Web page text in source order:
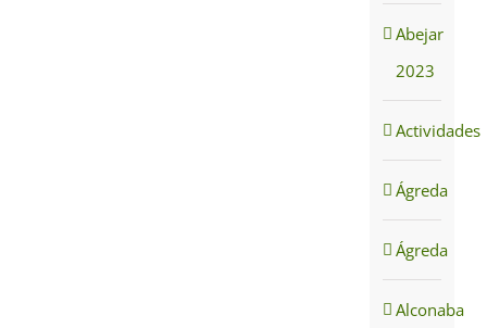
Abejar
2023
Actividades
Ágreda
Ágreda
Alconaba